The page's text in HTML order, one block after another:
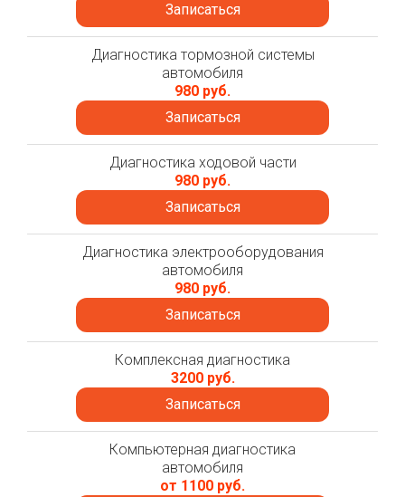
Записаться
Диагностика тормозной системы
автомобиля
980 руб.
Записаться
Диагностика ходовой части
980 руб.
Записаться
Диагностика электрооборудования
автомобиля
980 руб.
Записаться
Комплексная диагностика
3200 руб.
Записаться
Компьютерная диагностика
автомобиля
от 1100 руб.